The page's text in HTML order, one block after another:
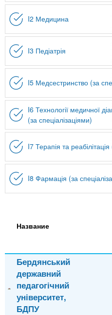
I2 Медицина
I3 Педіатрія
I5 Медсестринство (за
I6 Технології медичної
(за спеціалізаціями)
I7 Терапія та
I8 Фармація (за
Название
Бердянський
державний
педагогічний
університет,
БДПУ